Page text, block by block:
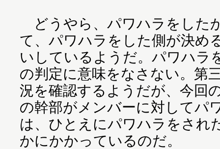
どうやら、パワハラをした
て、パワハラをした側が決め
いしているようだ。パワハラ
の判定に意味をなさない。第
況を確認するようだが、今回
の幹部がメンバーに対してパ
は、ひとえにパワハラをされ
かにかかっているのだ。